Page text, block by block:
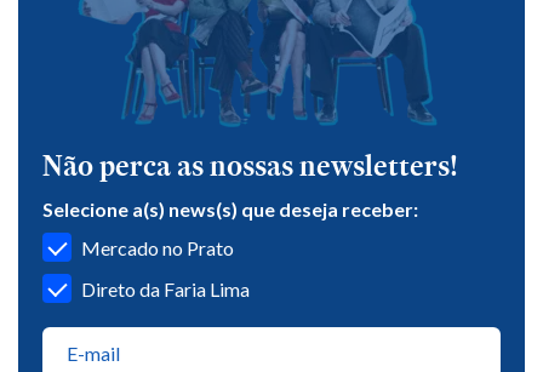
Não perca as nossas newsletters!
Selecione a(s) news(s) que deseja receber:
Mercado no Prato
Direto da Faria Lima